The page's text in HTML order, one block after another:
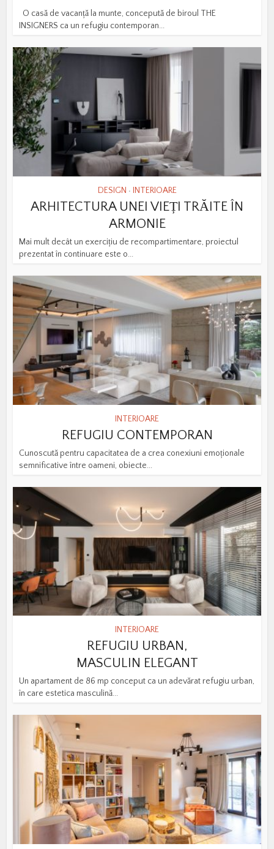
O casă de vacanță la munte, concepută de biroul THE
INSIGNERS ca un refugiu contemporan...
DESIGN • INTERIOARE
ARHITECTURA UNEI VIEȚI TRĂITE ÎN
ARMONIE
Mai mult decât un exercițiu de recompartimentare, proiectul
prezentat în continuare este o...
INTERIOARE
REFUGIU CONTEMPORAN
Cunoscută pentru capacitatea de a crea conexiuni emoționale
semnificative între oameni, obiecte...
INTERIOARE
REFUGIU URBAN,
MASCULIN ELEGANT
Un apartament de 86 mp conceput ca un adevărat refugiu urban,
în care estetica masculină...